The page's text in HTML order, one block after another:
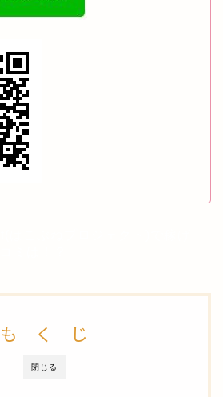
閉じる
も く じ